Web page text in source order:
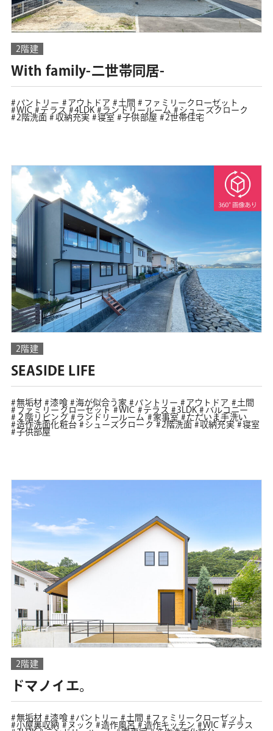
2階建
With family-二世帯同居-
パントリー アウトドア 土間
ファミリークローゼット
WIC
テラス 4LDK ランドリールーム
シューズクローク
2階洗面
収納充実 寝室 子供部屋 2世帯住宅
2階建
SEASIDE LIFE
無垢材 漆喰 海が似合う家 パントリー アウトドア
土間
ファミリークローゼット
WIC テラス 3LDK
バルコニー
２階リビング
ランドリールーム 家事室
ただいま手洗い
造作洗面化粧台
シューズクローク 2階洗面 収納充実
寝室
子供部屋
2階建
ドマノイエ。
無垢材 漆喰 パントリー 土間
ファミリークローゼット
小屋裏収納
ヌック 造作風呂 造作キッチン WIC
テラス